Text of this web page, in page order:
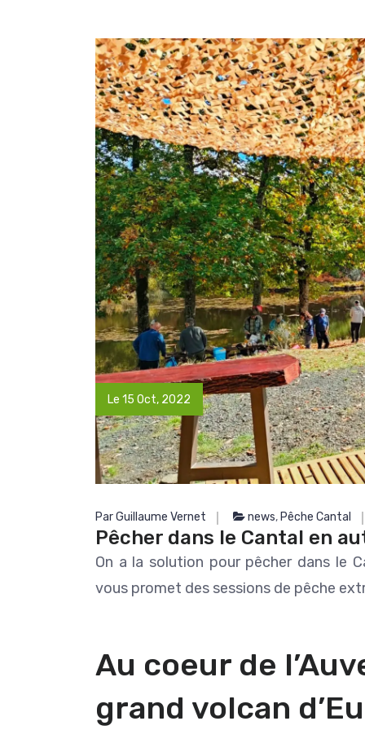
Le 15 Oct, 2022
Par Guillaume Vernet news,Pêche Cantal
Pêcher dans le Cantal en
On a la solution pour pêcher dans le
vous promet des sessions de pêche
Au coeur de
grand volcan
Ghislain Pinaud
il y a 2 mois
Gîte confortable, propre,
dans un cadre des plus
Sarah s'adapte aux
invités. Généreuse sur
adresses, elle est
rendre service.
Guillaume est fait du
Non seulement c'est excellent guide,
mais il en fait toujours
plaisir. Nous avons passé
rêve. Prêts à revenir à la
trois (il ne faut pas
descendance qui
Lire la suite